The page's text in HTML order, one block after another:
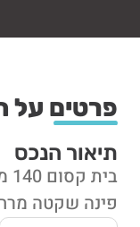
פרטים על
תיאור הנכס
פינה שקטה